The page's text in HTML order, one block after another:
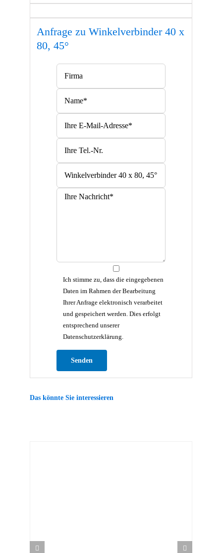
Anfrage zu Winkelverbinder 40 x
80, 45°
Ich stimme zu, dass die eingegebenen
Daten im Rahmen der Bearbeitung
Ihrer Anfrage elektronisch verarbeitet
und gespeichert werden. Dies erfolgt
entsprechend unserer
Datenschutzerklärung.
Das könnte Sie interessieren